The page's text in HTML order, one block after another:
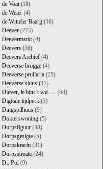
de Voat(18)
de Weier(4)
de Witteler Baarg(16)
Deever(273)
Deevermarkt(4)
Deevers(36)
Deevers Archief(4)
Deeverse brogge(4)
Deeverse prullaria(25)
Deeverse sluus(17)
Diever, ie bint 't wel … (68)
Digitale tijdperk(3)
Dingspilhuus(9)
Dokterswoning(5)
Dorpsfiguur(38)
Dorpsgesigte(5)
Dorpskracht(31)
Dorpsstroate(24)
Dr. Pol(9)